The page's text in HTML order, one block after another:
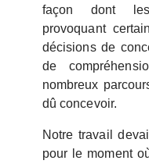
façon dont les
provoquant
décisions de
de
nombreux
dû concevoir.
Notre travail
pour le moment